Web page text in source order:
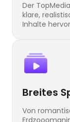
Der
klare,
Inhalte
Breites
Von